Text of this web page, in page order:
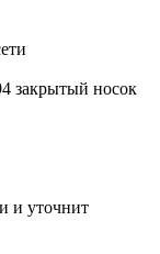
закрытый носок
и уточнит